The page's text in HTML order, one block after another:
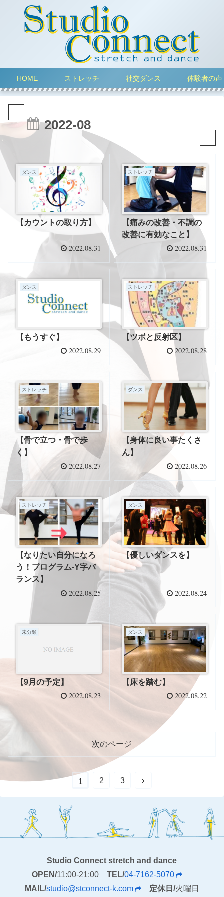
HOME ストレッチ 社交ダンス 体験者の声
2022-08
ダンス
【カウントの取り方】
2022.08.31
ストレッチ
【痛みの改善・不調の
改善に有効なこと】
2022.08.31
ダンス
【もうすぐ】
2022.08.29
ストレッチ
【ツボと反射区】
2022.08.28
ストレッチ
【骨で立つ・骨で歩
く】
2022.08.27
ダンス
【身体に良い事たくさ
ん】
2022.08.26
ストレッチ
【なりたい自分になろ
う！プログラム-Y字バ
ランス】
2022.08.25
ダンス
【優しいダンスを】
2022.08.24
未分類
【9月の予定】
2022.08.23
ダンス
【床を踏む】
2022.08.22
次のページ
1 2 3
Studio Connect stretch and dance
OPEN/11:00-21:00 TEL/04-7162-5070
MAIL/studio@stconnect-k.com 定休日/火曜日